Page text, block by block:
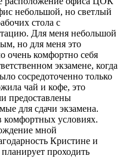
небольшой, но светлый
стола с
Для меня небольшой
но для меня это
очень комфортно себя
экзамене, когда
сосредоточенно только
чай и кофе, это
предоставлены
для сдачи экзамена.
комфортных условиях.
мной
Кристине и
проходить